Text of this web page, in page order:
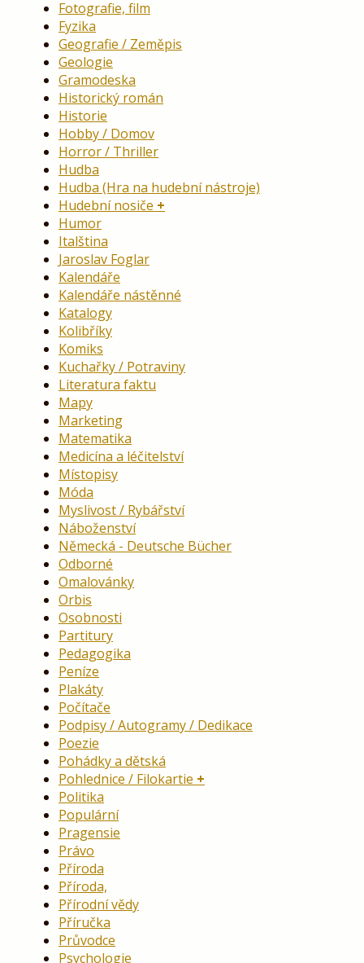
Fotografie, film
Fyzika
Geografie / Zeměpis
Geologie
Gramodeska
Historický román
Historie
Hobby / Domov
Horror / Thriller
Hudba
Hudba (Hra na hudební nástroje)
Hudební nosiče
Humor
Italština
Jaroslav Foglar
Kalendáře
Kalendáře nástěnné
Katalogy
Kolibříky
Komiks
Kuchařky / Potraviny
Literatura faktu
Mapy
Marketing
Matematika
Medicína a léčitelství
Místopisy
Móda
Myslivost / Rybářství
Náboženství
Německá - Deutsche Bücher
Odborné
Omalovánky
Orbis
Osobnosti
Partitury
Pedagogika
Peníze
Plakáty
Počítače
Podpisy / Autogramy / Dedikace
Poezie
Pohádky a dětská
Pohlednice / Filokartie
Politika
Populární
Pragensie
Právo
Příroda
Příroda,
Přírodní vědy
Příručka
Průvodce
Psychologie